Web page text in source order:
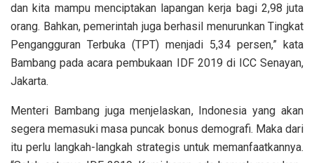
dan kita mampu menciptakan lapangan kerja bagi 2,98 juta
orang. Bahkan, pemerintah juga berhasil menurunkan Tingkat
Pengangguran Terbuka (TPT) menjadi 5,34 persen,” kata
Bambang pada acara pembukaan IDF 2019 di ICC Senayan,
Jakarta.
Menteri Bambang juga menjelaskan, Indonesia yang akan
segera memasuki masa puncak bonus demografi. Maka dari
itu perlu langkah-langkah strategis untuk memanfaatkannya.